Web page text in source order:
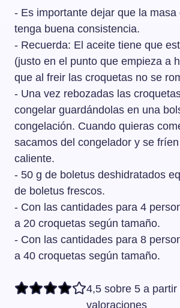
- Es importante dejar que la
tenga buena consistencia.
- Recuerda: El aceite tiene que
(justo en el punto que empieza a
que al freir las croquetas no se
- Una vez rebozadas las
congelar guardándolas en una
congelación. Cuando quieras
sacamos del congelador y se
caliente.
- 50 g de boletus deshidratados
de boletus frescos.
- Con las cantidades para 4
a 20 croquetas según tamaño.
- Con las cantidades para 8
a 40 croquetas según tamaño.
4,5 sobre 5 a partir
valoraciones